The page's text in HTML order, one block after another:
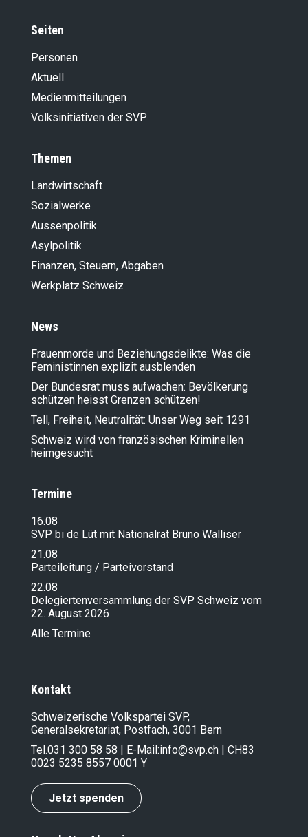
Seiten
Personen
Aktuell
Medienmitteilungen
Volksinitiativen der SVP
Themen
Landwirt­schaft
Sozialwerke
Aussenpolitik
Asylpolitik
Finanzen, Steuern, Abgaben
Werkplatz Schweiz
News
Frauenmorde und Beziehungsdelikte: Was die
Feministinnen explizit ausblenden
Der Bundesrat muss aufwachen: Bevölkerung
schützen heisst Grenzen schützen!
Tell, Freiheit, Neutralität: Unser Weg seit 1291
Schweiz wird von französischen Kriminellen
heimgesucht
Termine
16.08
SVP bi de Lüt mit Nationalrat Bruno Walliser
21.08
Parteileitung / Parteivorstand
22.08
Delegiertenversammlung der SVP Schweiz vom
22. August 2026
Alle Termine
Kontakt
Schweizerische Volkspartei SVP,
Generalsekretariat, Postfach, 3001 Bern
Tel.031 300 58 58 | E-Mail:info@svp.ch | CH83
0023 5235 8557 0001 Y
Jetzt spenden